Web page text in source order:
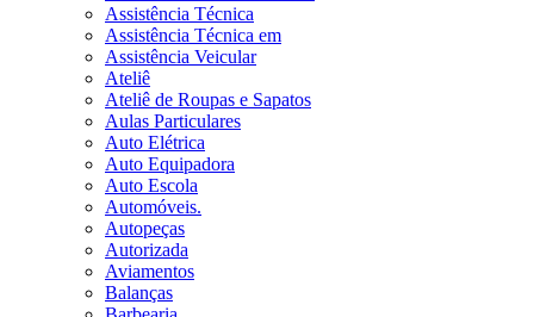
Assistência Técnica
Assistência Técnica em
Assistência Veicular
Ateliê
Ateliê de Roupas e Sapatos
Aulas Particulares
Auto Elétrica
Auto Equipadora
Auto Escola
Automóveis.
Autopeças
Autorizada
Aviamentos
Balanças